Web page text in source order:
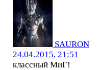
SAURON
24.04.2015, 21:51
классный МиГ!